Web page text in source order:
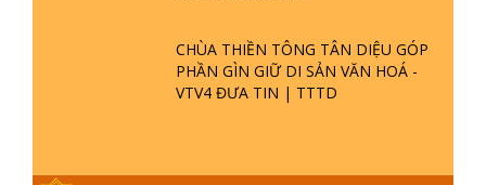
CHÙA THIỀN TÔNG TÂN DIỆU GÓP
PHẦN GÌN GIỮ DI SẢN VĂN HOÁ -
VTV4 ĐƯA TIN | TTTD